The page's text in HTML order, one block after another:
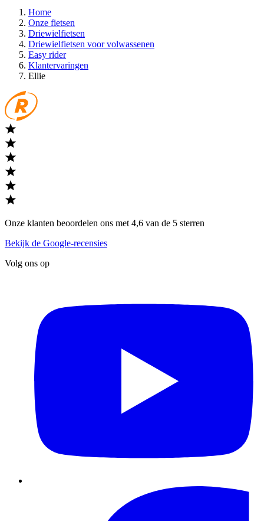
Home
Onze fietsen
Driewielfietsen
Driewielfietsen voor volwassenen
Easy rider
Klantervaringen
Ellie
Onze klanten beoordelen ons met 4,6 van de 5 sterren
Bekijk de Google-recensies
Volg ons op